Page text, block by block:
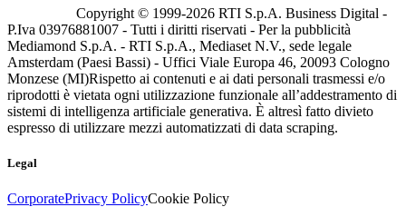
Copyright © 1999-2026 RTI S.p.A. Business Digital -
P.Iva 03976881007 - Tutti i diritti riservati - Per la pubblicità
Mediamond S.p.A. - RTI S.p.A., Mediaset N.V., sede legale
Amsterdam (Paesi Bassi) - Uffici Viale Europa 46, 20093 Cologno
Monzese (MI)Rispetto ai contenuti e ai dati personali trasmessi e/o
riprodotti è vietata ogni utilizzazione funzionale all’addestramento di
sistemi di intelligenza artificiale generativa. È altresì fatto divieto
espresso di utilizzare mezzi automatizzati di data scraping.
Legal
CorporatePrivacy PolicyCookie Policy